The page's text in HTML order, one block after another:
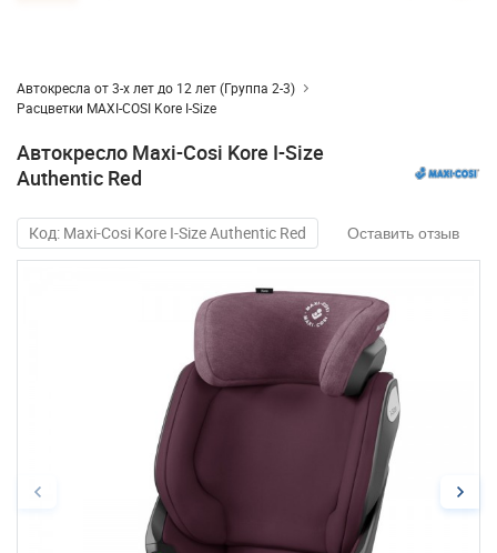
Автокресла от 3-х лет до 12 лет (Группа 2-3)
Расцветки MAXI-COSI Kore I-Size
Автокресло Maxi-Cosi Kore I-Size
Authentic Red
Код: Maxi-Cosi Kore I-Size Authentic Red Оставить отзыв